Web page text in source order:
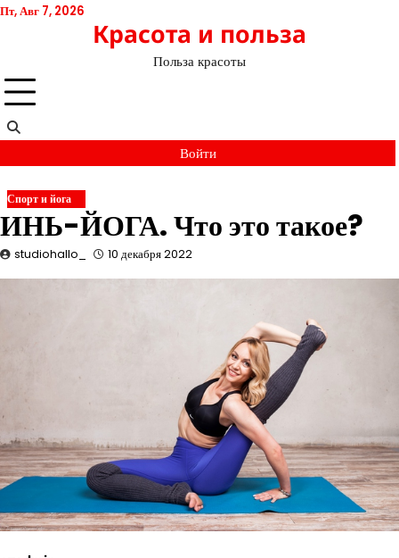
Перейти
Пт, Авг 7, 2026
Красота и польза
Польза красоты
Войти
Спорт и йога
ИНЬ-ЙОГА. Что это такое?
studiohallo_ 10 декабря 2022